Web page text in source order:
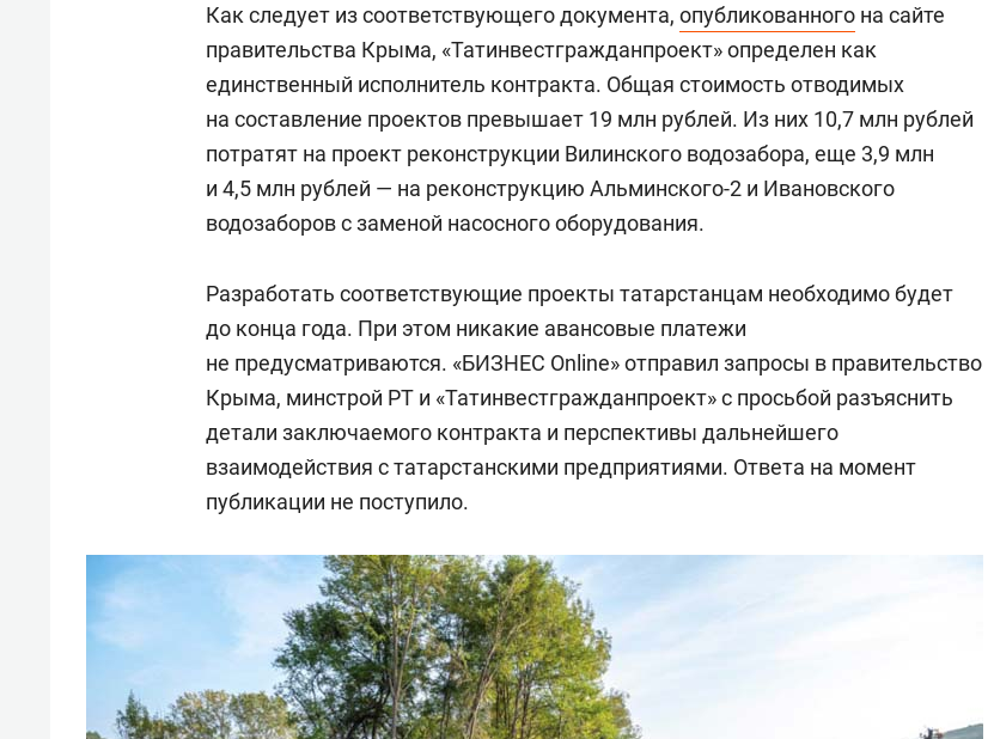
Как следует из соответствующего документа, опубликованного на сайте
правительства Крыма, «Татинвестгражданпроект» определен как
единственный исполнитель контракта. Общая стоимость отводимых
на составление проектов превышает 19 млн рублей. Из них 10,7 млн рублей
потратят на проект реконструкции Вилинского водозабора, еще 3,9 млн
и 4,5 млн рублей — на реконструкцию Альминского-2 и Ивановского
водозаборов с заменой насосного оборудования.
Разработать соответствующие проекты татарстанцам необходимо будет
до конца года. При этом никакие авансовые платежи
не предусматриваются. «БИЗНЕС Online» отправил запросы в правительство
Крыма, минстрой РТ и «Татинвестгражданпроект» с просьбой разъяснить
детали заключаемого контракта и перспективы дальнейшего
взаимодействия с татарстанскими предприятиями. Ответа на момент
публикации не поступило.